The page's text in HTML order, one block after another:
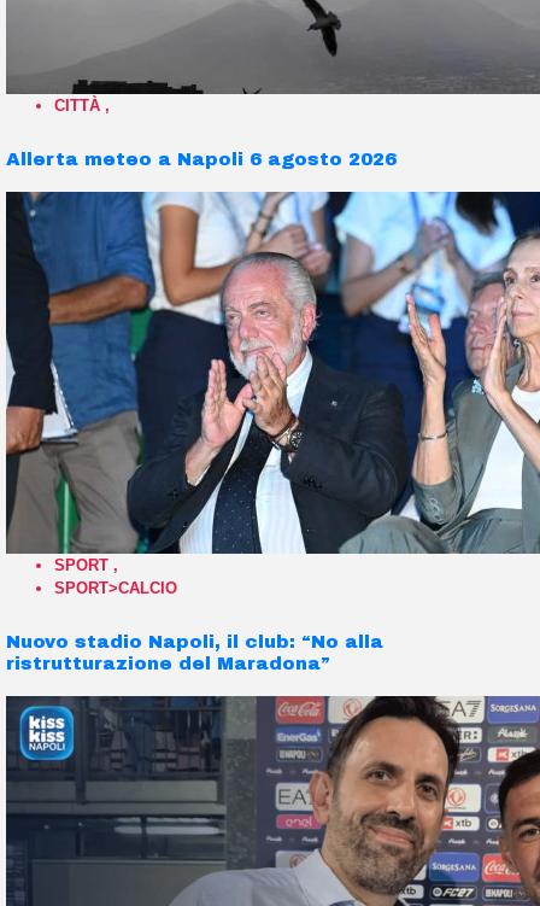
CITTÀ ,
Allerta meteo a Napoli 6 agosto 2026
SPORT ,
SPORT>CALCIO
Nuovo stadio Napoli, il club: “No alla
ristrutturazione del Maradona”